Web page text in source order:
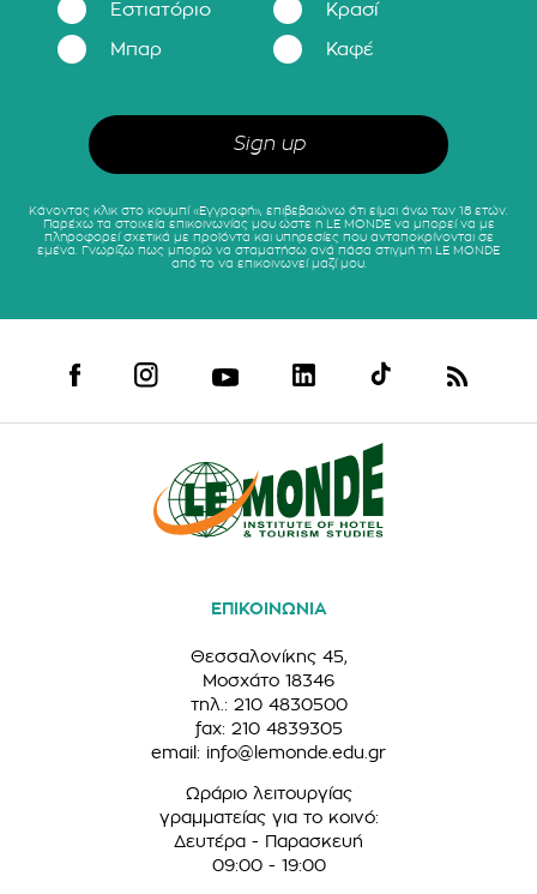
Εστιατόριο Κρασί
Μπαρ Καφέ
Κάνοντας κλικ στο κουμπί «Εγγραφή», επιβεβαιώνω ότι είμαι άνω των 18 ετών.
Παρέχω τα στοιχεία επικοινωνίας μου ώστε η LE MONDE να μπορεί να με
πληροφορεί σχετικά με προϊόντα και υπηρεσίες που ανταποκρίνονται σε
εμένα. Γνωρίζω πως μπορώ να σταματήσω ανά πάσα στιγμή τη LE MONDE
από το να επικοινωνεί μαζί μου.
ΕΠΙΚΟΙΝΩΝΙΑ
Θεσσαλονίκης 45,
Μοσχάτο 18346
τηλ.: 210 4830500
fax: 210 4839305
email: info@lemonde.edu.gr
Ωράριο λειτουργίας
γραμματείας για το κοινό:
Δευτέρα - Παρασκευή
09:00 - 19:00